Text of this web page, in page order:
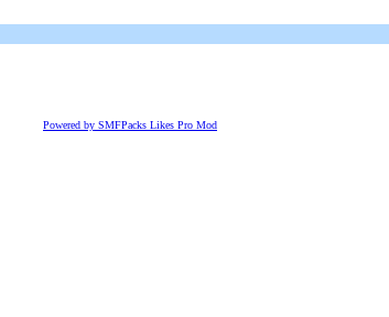
Powered by SMFPacks Likes Pro Mod